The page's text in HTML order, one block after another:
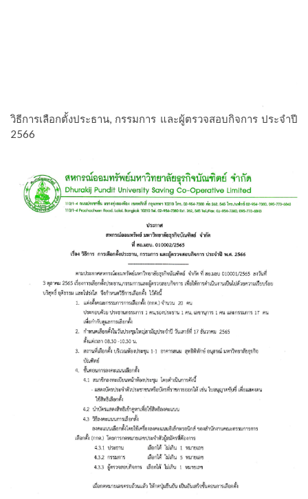
วิธีการเลือกตั้งประธาน, กรรมการ และผู้ตรวจสอบกิจการ ประจำปี
2566